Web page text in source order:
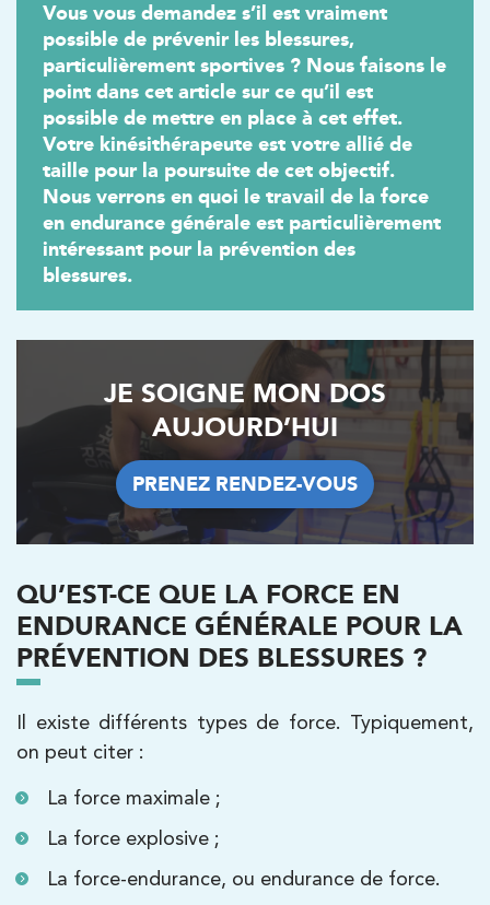
Vous vous demandez s’il est vraiment
possible de prévenir les blessures,
particulièrement sportives ? Nous faisons le
point dans cet article sur ce qu’il est
possible de mettre en place à cet effet.
Votre kinésithérapeute est votre allié de
taille pour la poursuite de cet objectif.
Nous verrons en quoi le travail de la force
en endurance générale est particulièrement
intéressant pour la prévention des
blessures.
JE SOIGNE MON DOS
AUJOURD’HUI
PRENEZ RENDEZ-VOUS
PRENEZ RENDEZ-VOUS
QU’EST-CE QUE LA FORCE EN
ENDURANCE GÉNÉRALE POUR LA
PRÉVENTION DES BLESSURES ?
Il existe différents types de force. Typiquement,
on peut citer :
La force maximale ;
La force explosive ;
La force-endurance, ou endurance de force.
Trouvez votre cabinet de
kinésithérapie IK
Besoin d’Imagerie Médicale à Antony ? IRM, scanner,
échographie, infiltrations, radiologie… Olympe Imagerie
Santé, même bâtiment que votre kinésithérapeute !
IK Paris 16 – Trocadéro
8 Avenue de Camoens 75116 Paris
8 Avenue de Camoens 75116 Paris
01 42 15 22 46